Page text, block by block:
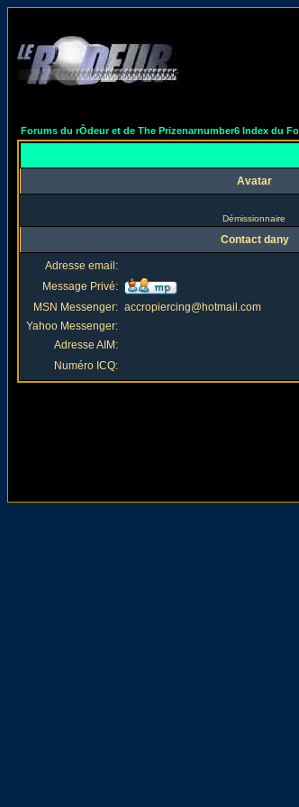
Forums du rÔdeur et de The Prizenarnumber6 Index du
Avatar
Démissionnaire
Contact dany
Adresse email:
Message Privé:
MSN Messenger: accropiercing@hotmail.com
Yahoo Messenger:
Adresse AIM:
Numéro ICQ: